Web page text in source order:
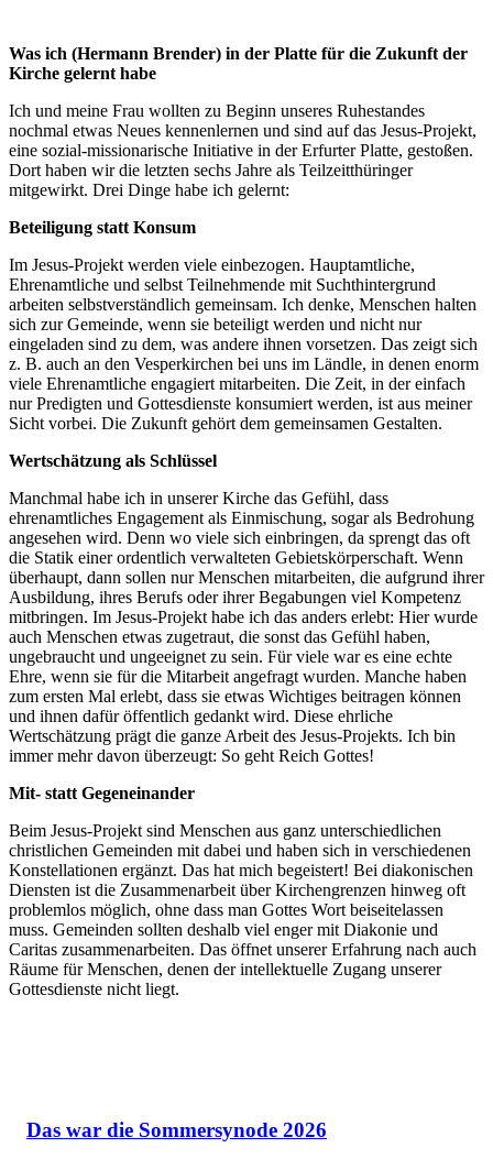
Was ich (Hermann Brender) in der Platte für die Zukunft der
Kirche gelernt habe
Ich und meine Frau wollten zu Beginn unseres Ruhestandes
nochmal etwas Neues kennenlernen und sind auf das Jesus-Projekt,
eine sozial-missionarische Initiative in der Erfurter Platte, gestoßen.
Dort haben wir die letzten sechs Jahre als Teilzeitthüringer
mitgewirkt. Drei Dinge habe ich gelernt:
Beteiligung statt Konsum
Im Jesus-Projekt werden viele einbezogen. Hauptamtliche,
Ehrenamtliche und selbst Teilnehmende mit Suchthintergrund
arbeiten selbstverständlich gemeinsam. Ich denke, Menschen halten
sich zur Gemeinde, wenn sie beteiligt werden und nicht nur
eingeladen sind zu dem, was andere ihnen vorsetzen. Das zeigt sich
z. B. auch an den Vesperkirchen bei uns im Ländle, in denen enorm
viele Ehrenamtliche engagiert mitarbeiten. Die Zeit, in der einfach
nur Predigten und Gottesdienste konsumiert werden, ist aus meiner
Sicht vorbei. Die Zukunft gehört dem gemeinsamen Gestalten.
Wertschätzung als Schlüssel
Manchmal habe ich in unserer Kirche das Gefühl, dass
ehrenamtliches Engagement als Einmischung, sogar als Bedrohung
angesehen wird. Denn wo viele sich einbringen, da sprengt das oft
die Statik einer ordentlich verwalteten Gebietskörperschaft. Wenn
überhaupt, dann sollen nur Menschen mitarbeiten, die aufgrund ihrer
Ausbildung, ihres Berufs oder ihrer Begabungen viel Kompetenz
mitbringen. Im Jesus-Projekt habe ich das anders erlebt: Hier wurde
auch Menschen etwas zugetraut, die sonst das Gefühl haben,
ungebraucht und ungeeignet zu sein. Für viele war es eine echte
Ehre, wenn sie für die Mitarbeit angefragt wurden. Manche haben
zum ersten Mal erlebt, dass sie etwas Wichtiges beitragen können
und ihnen dafür öffentlich gedankt wird. Diese ehrliche
Wertschätzung prägt die ganze Arbeit des Jesus-Projekts. Ich bin
immer mehr davon überzeugt: So geht Reich Gottes!
Mit- statt Gegeneinander
Beim Jesus-Projekt sind Menschen aus ganz unterschiedlichen
christlichen Gemeinden mit dabei und haben sich in verschiedenen
Konstellationen ergänzt. Das hat mich begeistert! Bei diakonischen
Diensten ist die Zusammenarbeit über Kirchengrenzen hinweg oft
problemlos möglich, ohne dass man Gottes Wort beiseitelassen
muss. Gemeinden sollten deshalb viel enger mit Diakonie und
Caritas zusammenarbeiten. Das öffnet unserer Erfahrung nach auch
Räume für Menschen, denen der intellektuelle Zugang unserer
Gottesdienste nicht liegt.
Das war die Sommersynode 2026